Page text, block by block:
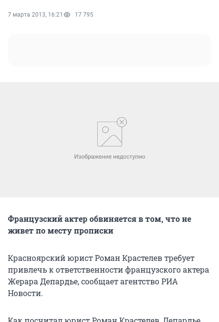
7 марта 2013, 16:21 17 795
Французский актер обвиняется в том, что не
живет по месту прописки
Красноярский юрист Роман Крастелев требует
привлечь к ответственности французского актера
Жерара Депардье, сообщает агентство РИА
Новости.